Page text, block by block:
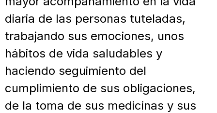
diaria de las personas tuteladas,
trabajando sus emociones, unos
hábitos de vida saludables y
haciendo seguimiento del
cumplimiento de sus obligaciones,
de la toma de sus medicinas y sus